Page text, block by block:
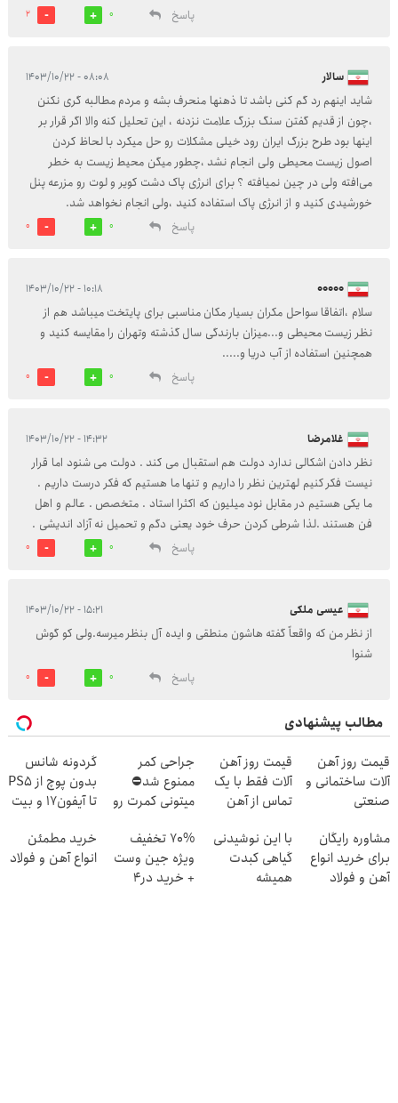
پاسخ
0
2
سالار ۰۸:۰۸ - ۱۴۰۳/۱۰/۲۲
شاید اینهم رد گم کنی باشد تا ذهنها منحرف بشه و مردم مطالبه گری نکنن
،چون از قدیم گفتن سنگ بزرگ علامت نزدنه ، این تحلیل کنه والا اگر قرار بر
اینها بود طرح بزرگ ایران رود خیلی مشکلات رو حل میکرد با لحاظ کردن
اصول زیست محیطی ولی انجام نشد ،چطور میگن محیط زیست به خطر
می‌افته ولی در چین نمیافته ؟ برای انرژی پاک دشت کویر و لوت رو مزرعه پنل
خورشیدی کنید و از انرژی پاک استفاده کنید ،ولی انجام نخواهد شد.
پاسخ
0
0
۰۰۰۰۰ ۱۰:۱۸ - ۱۴۰۳/۱۰/۲۲
سلام ،اتفاقا سواحل مکران بسیار مکان مناسبی برای پایتخت میباشد هم از
نظر زیست محیطی و...میزان بارندگی سال گذشته وتهران را مقایسه کنید و
همچنین استفاده از آب دریا و.....
پاسخ
0
0
غلامرضا ۱۴:۳۲ - ۱۴۰۳/۱۰/۲۲
نظر دادن اشکالی ندارد دولت هم استقبال می کند . دولت می شنود اما قرار
نیست فکر کنیم لهترین نظر را داریم و تنها ما هستیم که فکر درست داریم .
ما یکی هستیم در مقابل نود میلیون که اکثرا استاد . متخصص . عالم و اهل
فن هستند .لذا شرطی کردن حرف خود یعنی دگم و تحمیل نه آزاد اندیشی .
پاسخ
0
0
عیسی ملکی ۱۵:۲۱ - ۱۴۰۳/۱۰/۲۲
از نظر من که واقعاً گفته هاشون منطقی و ایده آل بنظر میرسه.ولی کو گوش
شنوا
پاسخ
0
0
مطالب پیشنهادی
قیمت روز آهن
آلات ساختمانی و
صنعتی
قیمت روز آهن
آلات فقط با یک
تماس از آهن
جراحی کمر
ممنوع شد⛔
میتونی کمرت رو
کنی! 👈🏻
پرسش‌نامه
گردونه شانس
بدون پوچ از PS5
تا آیفون17 و بیت
مشاوره رایگان
برای خرید انواع
آهن و فولاد
با این نوشیدنی
گیاهی کبدت
همیشه
70% تخفیف
ویژه جین وست
+ خرید در4
خرید مطمئن
انواع آهن و فولاد